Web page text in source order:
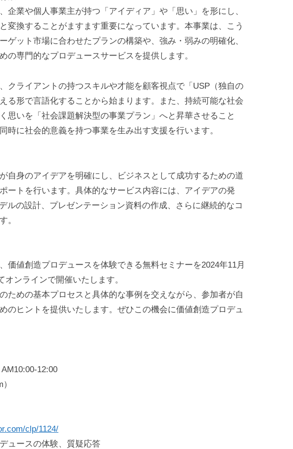
企業や個人事業主が持つ「アイディア」や「思い」を形にし、
変換することがますます重要になっています。本事業は、こう
ゲット市場に合わせたプランの構築や、強み・弱みの明確化、
の専門的なプロデュースサービスを提供します。
クライアントの持つスキルや才能を顧客視点で「USP（独自の
る形で言語化することから始まります。また、持続可能な社会
思いを「社会課題解決型の事業プラン」へと昇華させること
時に社会的意義を持つ事業を生み出す支援を行います。
自身のアイデアを明確にし、ビジネスとして成功するための道
ートを行います。具体的なサービス内容には、アイデアの発
ルの設計、プレゼンテーション資料の作成、さらに継続的なコ
。
価値創造プロデュースを体験できる無料セミナーを2024年11月
ンラインで開催いたします。
ための基本プロセスと具体的な事例を交えながら、参加者が自
のヒントを提供いたします。ぜひこの機会に価値創造プロデュ
12:00
clp/1124/
ュースの体験、質疑応答